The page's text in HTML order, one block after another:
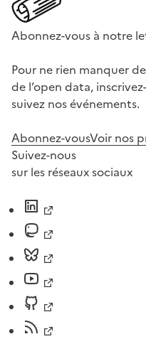
Abonnez-vous à notre
Pour ne rien manquer
de l’open data,
suivez nos événements.
Abonnez-vousVoir nos
Suivez-nous
sur les réseaux sociaux